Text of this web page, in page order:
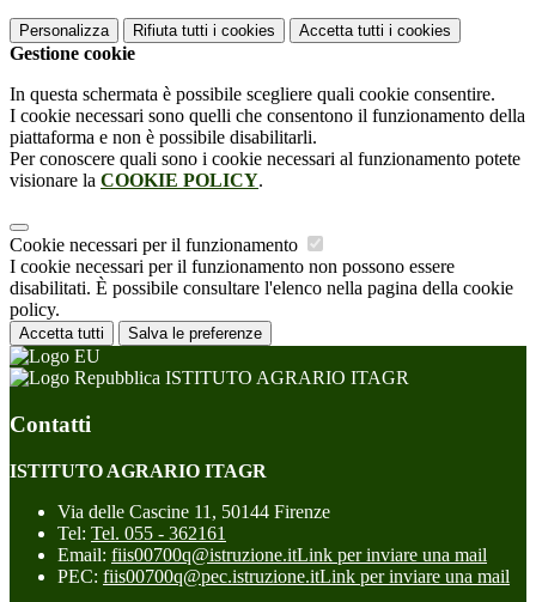
Personalizza Rifiuta tutti i cookies Accetta tutti i cookies
Gestione cookie
In questa schermata è possibile scegliere quali cookie consentire.
I cookie necessari sono quelli che consentono il funzionamento della
piattaforma e non è possibile disabilitarli.
Per conoscere quali sono i cookie necessari al funzionamento potete
visionare la COOKIE POLICY.
Cookie necessari per il funzionamento
I cookie necessari per il funzionamento non possono essere
disabilitati. È possibile consultare l'elenco nella pagina della cookie
policy.
Accetta tutti Salva le preferenze
ISTITUTO AGRARIO ITAGR
Contatti
ISTITUTO AGRARIO ITAGR
Via delle Cascine 11, 50144 Firenze
Tel: Tel. 055 - 362161
Email: fiis00700q@istruzione.itLink per inviare una mail
PEC: fiis00700q@pec.istruzione.itLink per inviare una mail